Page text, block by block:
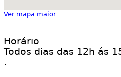
Ver mapa maior
Horário
Todos dias das 12h ás
.